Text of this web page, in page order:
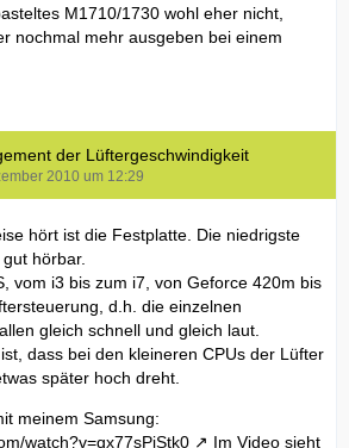
M1710/1730 wohl eher nicht,
nochmal mehr ausgeben bei einem
der Lüftergeschwindigkeit
2010 um 12:29
hört ist die Festplatte. Die niedrigste
hörbar.
vom i3 bis zum i7, von Geforce 420m bis
d.h. die einzelnen
gleich schnell und gleich laut.
dass bei den kleineren CPUs der Lüfter
später hoch dreht.
meinem Samsung:
watch?v=qx77sPiStk0
Im Video sieht